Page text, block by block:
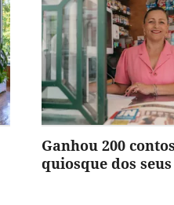
Ganhou 200
quiosque dos